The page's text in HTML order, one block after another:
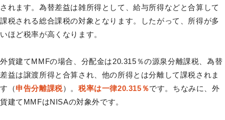
されます。為替差益は雑所得として、給与所得などと合算して
課税される総合課税の対象となります。したがって、所得が多
いほど税率が高くなります。
外貨建てMMFの場合、分配金は20.315％の源泉分離課税、為替
差益は譲渡所得と合算され、他の所得とは分離して課税されま
す（申告分離課税）。税率は一律20.315％です。ちなみに、外
貨建てMMFはNISAの対象外です。